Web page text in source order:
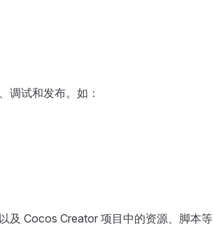
调试和发布。如：
及 Cocos Creator 项目中的资源、脚本等